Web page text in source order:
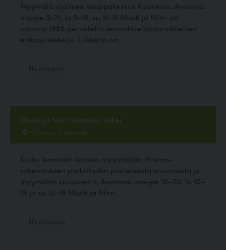
Myymälä sijaitsee kauppakeskus Kaaressa. Avoinna:
ma-pe 9-21, la 9-19, su 11-18 Musti ja Mirri on
vuonna 1988 perustettu lemmikkieläintarvikkeiden
erikoisliikeketju. Liikkeitä on...
Musti ja Mirri Helsinki Viikki
Viikintori 3, Helsinki
Kulku lemmikin kanssa myymälään Prisma-
rakennuksen parkkihallin puoleisesta sivuovesta ja
myymälän sivuovesta. Avoinna: ma–pe 10–20, la 10–
18 ja su 12–16 Musti ja Mirri...